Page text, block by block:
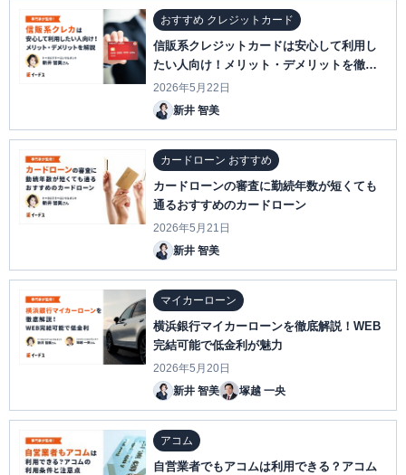
おすすめ クレジットカード
信販系クレジットカードは安心して利用し
たい人向け！メリット・デメリットを徹底
解説
2026年5月22日
新井 智美
カードローン おすすめ
カードローンの審査に勤続年数が短くても
通るおすすめのカードローン
2026年5月21日
新井 智美
マイカーローン
横浜銀行マイカーローンを徹底解説！WEB
完結可能で低金利が魅力
2026年5月20日
新井 智美
塚越 一央
アコム
自営業者でもアコムは利用できる？アコム